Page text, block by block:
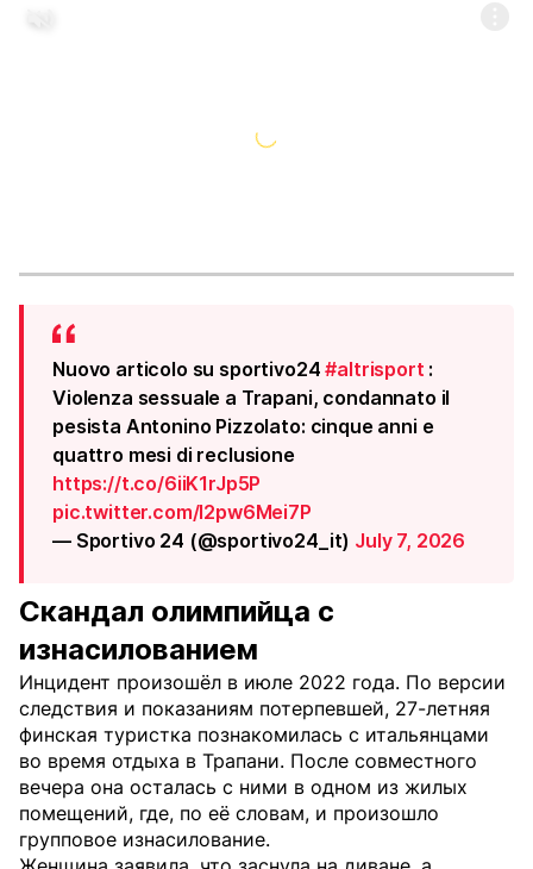
Nuovo articolo su sportivo24#altrisport :
Violenza sessuale a Trapani, condannato il
pesista Antonino Pizzolato: cinque anni e
quattro mesi di reclusione
https://t.co/6iiK1rJp5P
pic.twitter.com/l2pw6Mei7P
— Sportivo 24 (@sportivo24_it) July 7, 2026
Скандал олимпийца с
изнасилованием
Инцидент произошёл в июле 2022 года. По версии
следствия и показаниям потерпевшей, 27-летняя
финская туристка познакомилась с итальянцами
во время отдыха в Трапани. После совместного
вечера она осталась с ними в одном из жилых
помещений, где, по её словам, и произошло
групповое изнасилование.